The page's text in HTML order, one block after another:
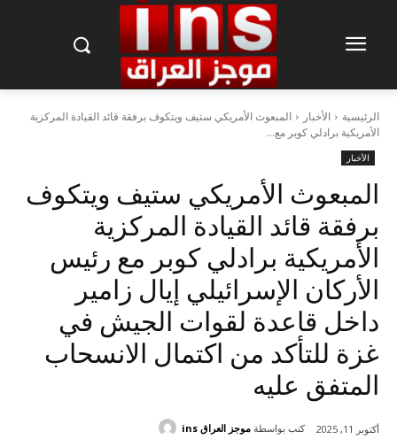
الرئيسية الأخبار
المبعوث الأمريكي ستيف ويتكوف برفقة قائد القيادة المركزية
الأمريكية برادلي كوبر مع...
الأخبار
المبعوث الأمريكي ستيف ويتكوف
برفقة قائد القيادة المركزية
الأمريكية برادلي كوبر مع رئيس
الأركان الإسرائيلي إيال زامير
داخل قاعدة لقوات الجيش في
غزة للتأكد من اكتمال الانسحاب
المتفق عليه
أكتوبر 11, 2025 كتب بواسطة موجز العراق ins